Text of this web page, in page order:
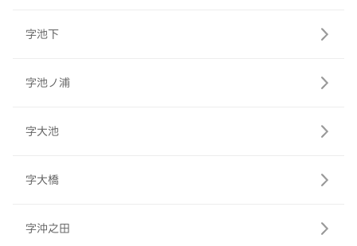
字池下
字池ノ浦
字大池
字大橋
字沖之田